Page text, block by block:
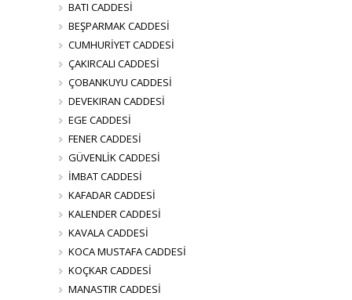
BATI CADDESİ
BEŞPARMAK CADDESİ
CUMHURİYET CADDESİ
ÇAKIRCALI CADDESİ
ÇOBANKUYU CADDESİ
DEVEKIRAN CADDESİ
EGE CADDESİ
FENER CADDESİ
GÜVENLİK CADDESİ
İMBAT CADDESİ
KAFADAR CADDESİ
KALENDER CADDESİ
KAVALA CADDESİ
KOCA MUSTAFA CADDESİ
KOÇKAR CADDESİ
MANASTIR CADDESİ